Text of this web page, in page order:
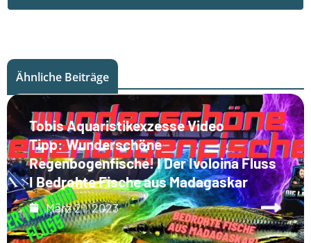
Ähnliche Beiträge
Tobis Aquaristikexzesse Video
Tipp: Wunderschöne
Regenbogenfische! I Der Ivoloina Fluss
I Bedrohte Fische aus Madagaskar
März 21, 2023